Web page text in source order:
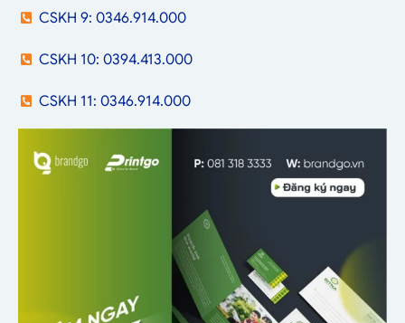
CSKH 9: 0346.914.000
CSKH 10: 0394.413.000
CSKH 11: 0346.914.000